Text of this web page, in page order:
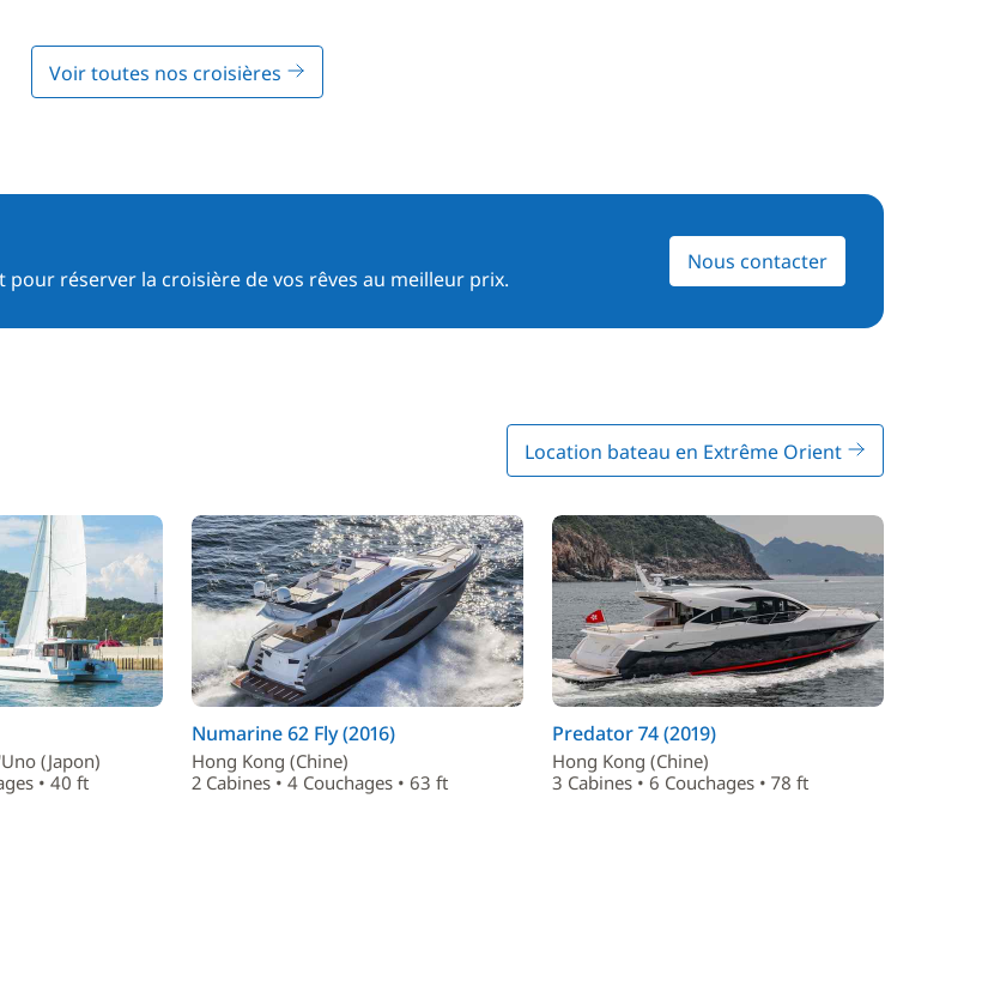
Voir toutes nos croisières
pour réserver la croisière de vos rêves au meilleur prix.
Nous contacter
Location bateau en Extrême Orient
(Japon)
• 40 ft
Numarine 62 Fly (2016)
Hong Kong (Chine)
2 Cabines • 4 Couchages • 63 ft
Predator 74 (2019)
Hong Kong (Chine)
3 Cabines • 6 Couchages • 78 ft